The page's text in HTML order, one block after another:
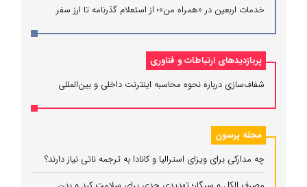
خدمات اربعین در «همراه من»؛ از استعلام گذرنامه تا ارز سفر
پربازدیدهای ارتباطات و فناوری
شفاف‌سازی درباره نحوه محاسبه اینترنت داخلی و بین‌المللی
مجله پرسون
چه مدارکی برای ویزای استرالیا و کانادا به ترجمه ناتی نیاز دارند؟